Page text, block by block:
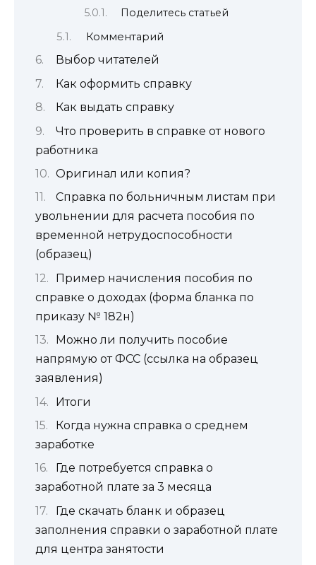
Поделитесь статьей
Комментарий
Выбор читателей
Как оформить справку
Как выдать справку
Что проверить в справке от нового
работника
Оригинал или копия?
Справка по больничным листам при
увольнении для расчета пособия по
временной нетрудоспособности
(образец)
Пример начисления пособия по
справке о доходах (форма бланка по
приказу № 182н)
Можно ли получить пособие
напрямую от ФСС (ссылка на образец
заявления)
Итоги
Когда нужна справка о среднем
заработке
Где потребуется справка о
заработной плате за 3 месяца
Где скачать бланк и образец
заполнения справки о заработной плате
для центра занятости